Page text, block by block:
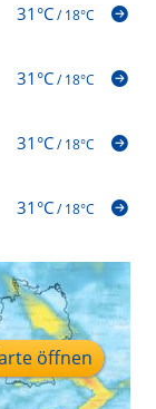
31°C/18°C
31°C/18°C
31°C/18°C
31°C/18°C
öffnen